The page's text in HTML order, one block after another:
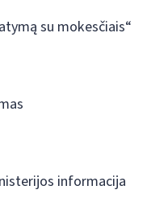
su mokesčiais“
informacija